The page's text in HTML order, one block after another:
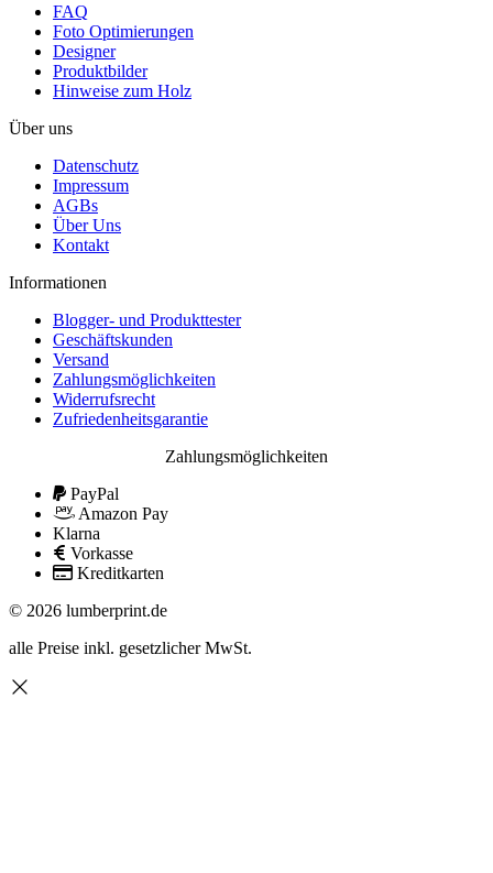
FAQ
Foto Optimierungen
Designer
Produktbilder
Hinweise zum Holz
Über uns
Datenschutz
Impressum
AGBs
Über Uns
Kontakt
Informationen
Blogger- und Produkttester
Geschäftskunden
Versand
Zahlungsmöglichkeiten
Widerrufsrecht
Zufriedenheitsgarantie
Zahlungsmöglichkeiten
PayPal
Amazon Pay
Klarna
Vorkasse
Kreditkarten
© 2026 lumberprint.de
alle Preise inkl. gesetzlicher MwSt.